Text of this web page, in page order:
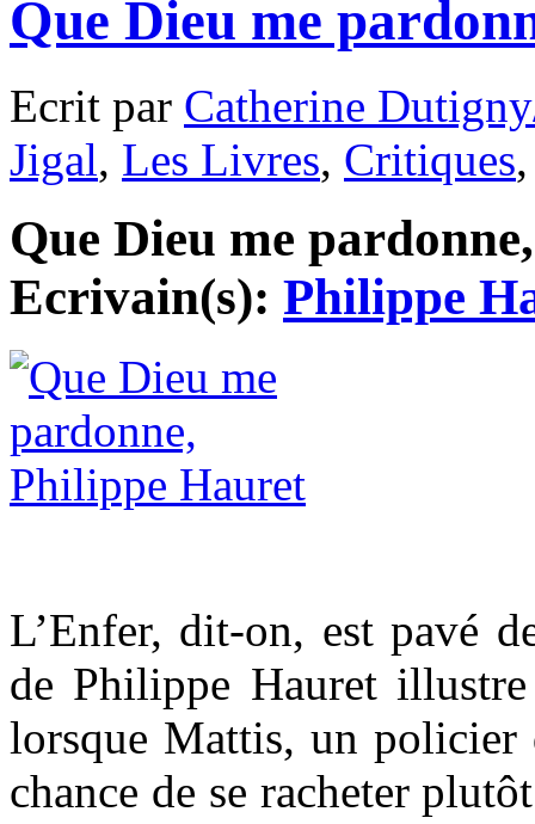
Que Dieu me
Ecrit par Catherine
Jigal, Les Livres, Critiques
Que Dieu me
Ecrivain(s): Philippe
L’Enfer, dit-on, est pavé
de Philippe Hauret
lorsque Mattis, un policier
chance de se racheter